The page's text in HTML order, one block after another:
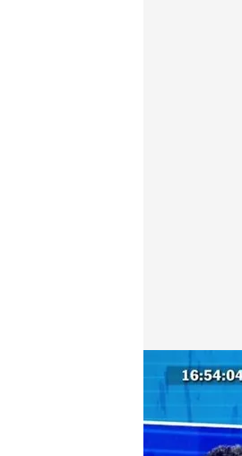
El senador del
Alba de
Madrid,